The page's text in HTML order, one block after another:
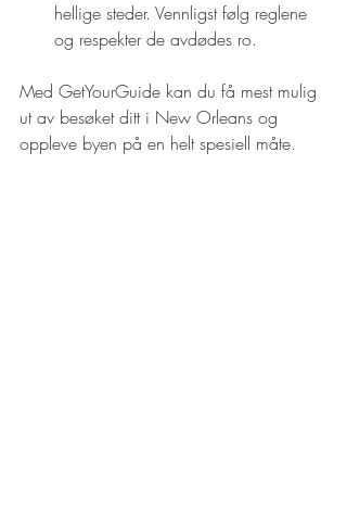
hellige steder. Vennligst følg reglene
og respekter de avdødes ro.
Med GetYourGuide kan du få mest mulig
ut av besøket ditt i New Orleans og
oppleve byen på en helt spesiell måte.